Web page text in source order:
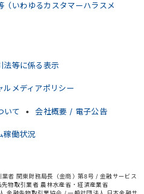
（いわゆるカスタマーハラスメ
法等に係る表示
ルメディアポリシー
いて 会社概要 / 電子公告
稼働状況
者 関東財務局長（金商）第8号 / 金融サービス
物取引業者 農林水産省・経済産業省